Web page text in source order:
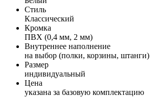
Стиль
Классический
Кромка
ПВХ (0,4 мм, 2 мм)
Внутреннее наполнение
на выбор (полки, корзины, штанги)
Размер
индивидуальный
Цена
указана за базовую комплектацию